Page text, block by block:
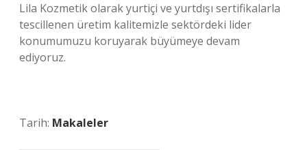
Lila Kozmetik olarak yurtiçi ve yurtdışı sertifikalarla
tescillenen üretim kalitemizle sektördeki lider
konumumuzu koruyarak büyümeye devam
ediyoruz.
Tarih: Makaleler